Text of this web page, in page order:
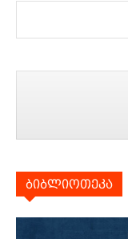
ბიბლიოთეკა